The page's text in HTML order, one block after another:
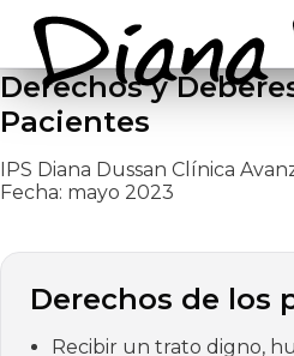
Derechos y
Pacientes
IPS Diana Dussan Clínica
Fecha: mayo 2023
Derechos de los
Recibir un trato digno,